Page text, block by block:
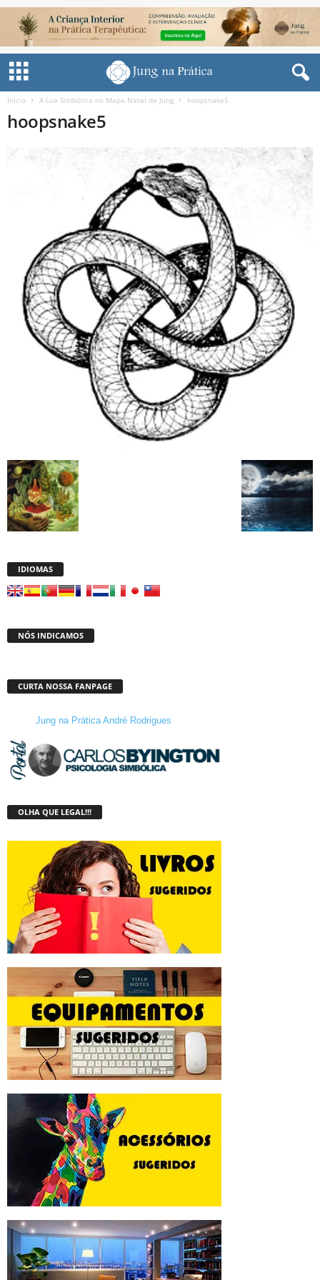
Início A Lua Simbólica no Mapa Natal de Jung hoopsnake5
hoopsnake5
IDIOMAS
NÓS INDICAMOS
CURTA NOSSA FANPAGE
Jung na Prática André Rodrigues
OLHA QUE LEGAL!!!